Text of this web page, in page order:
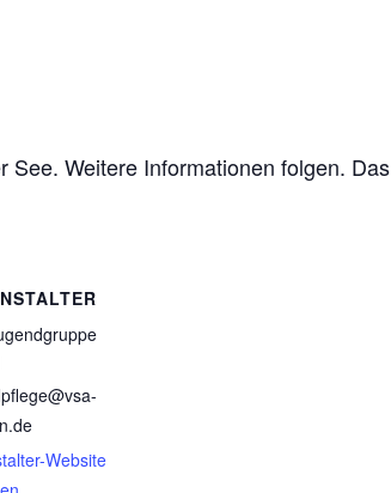
Weitere Informationen folgen. Das
Website